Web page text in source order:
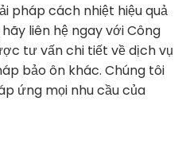
pháp cách nhiệt hiệu quả
liên hệ ngay với Công
tư vấn chi tiết về dịch vụ
bảo ôn khác. Chúng tôi
ứng mọi nhu cầu của